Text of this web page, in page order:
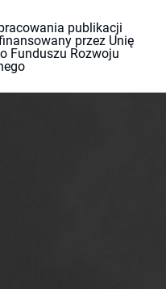
publikacji
przez Unię
Funduszu Rozwoju